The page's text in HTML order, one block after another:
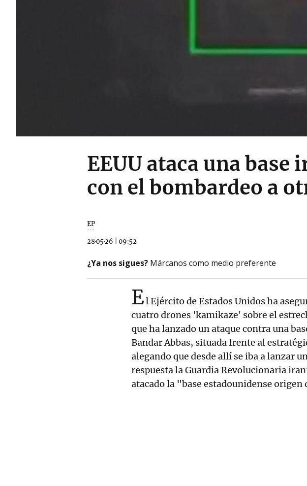
EEUU ataca una
con el bombardeo a
EP
28·05·26 09:52
¿Ya nos sigues? Márcanos como medio preferente
El Ejército de Estados Unidos ha
cuatro drones 'kamikaze' sobre el
que ha lanzado un ataque contra una
Bandar Abbas, situada frente al
alegando que desde allí se iba a lanzar
respuesta la Guardia Revolucionaria
atacado la "base estadounidense origen